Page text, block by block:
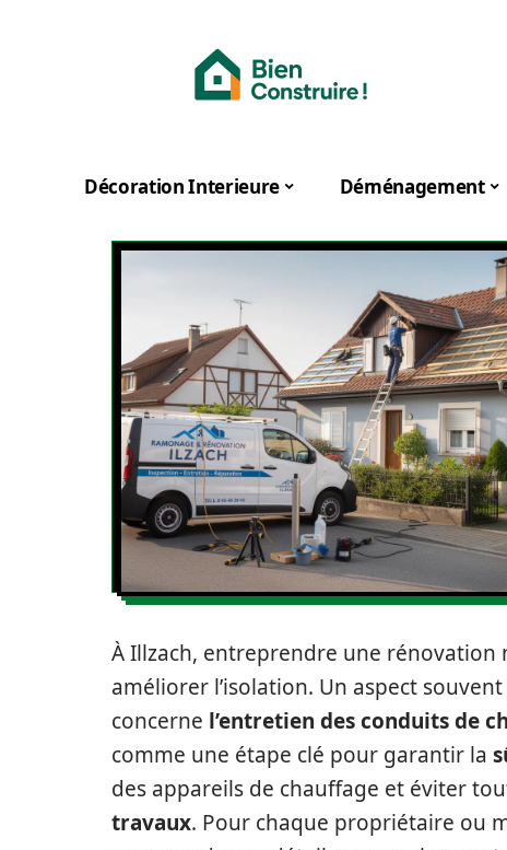
Décoration Interieure Déménagement
À Illzach, entreprendre une rénovation
améliorer l’isolation. Un aspect
concerne l’entretien des conduits de
comme une étape clé pour garantir la
des appareils de chauffage et éviter
travaux. Pour chaque propriétaire ou